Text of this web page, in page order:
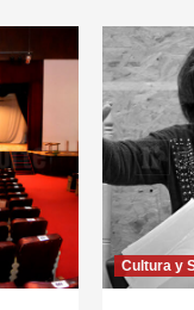
Cultura y